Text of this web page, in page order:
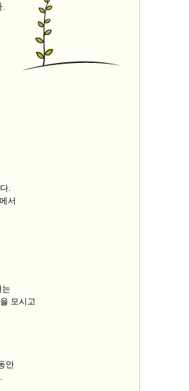
.
서
는
모시고
안